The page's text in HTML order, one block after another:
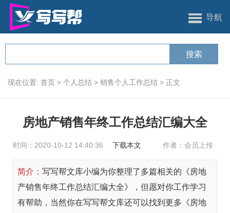
导航
现在位置: 首页 > 个人总结 > 销售个人工作总结 > 正文
房地产销售年终工作总结汇编大全
时间：2020-10-12 14:40:36 下载本文 作者：会员上传
简介： 写写帮文库小编为你整理了多篇相关的《房地
产销售年终工作总结汇编大全》，但愿对你工作学习
有帮助，当然你在写写帮文库还可以找到更多《房地